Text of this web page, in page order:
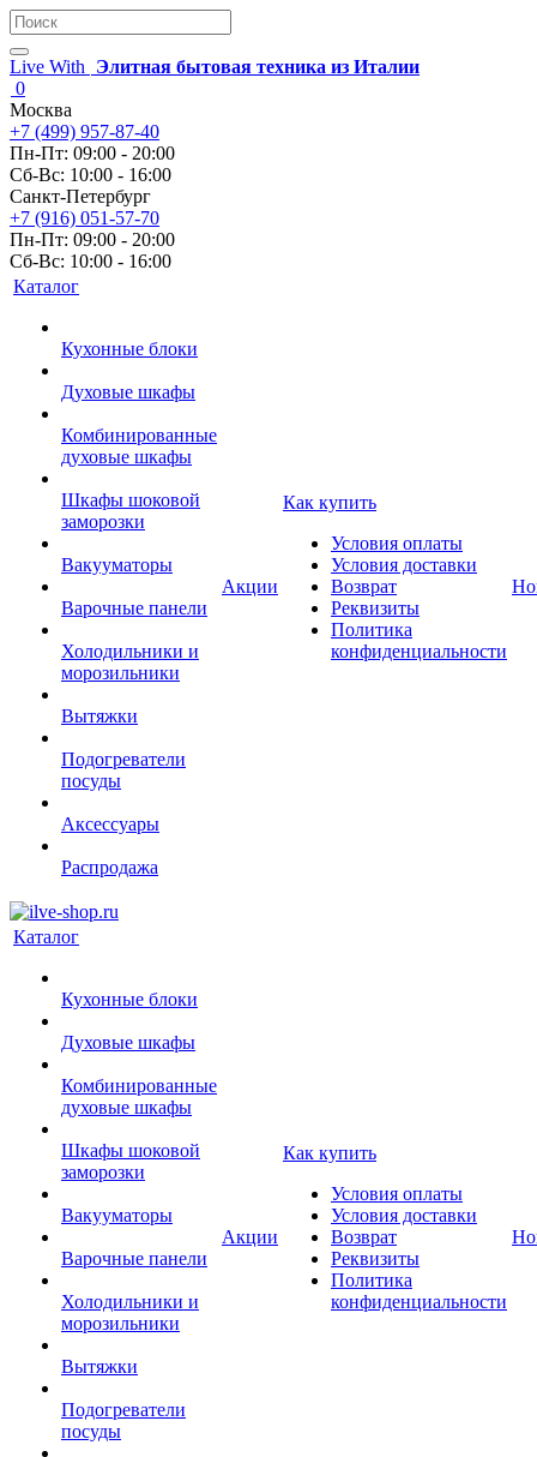
Live With
Элитная бытовая техника из Италии
0
Москва
+7 (499) 957-87-40
Пн-Пт: 09:00 - 20:00
Сб-Вс: 10:00 - 16:00
Санкт-Петербург
+7 (916) 051-57-70
Пн-Пт: 09:00 - 20:00
Сб-Вс: 10:00 - 16:00
Каталог
Кухонные блоки
Духовые шкафы
Комбинированные
духовые шкафы
Шкафы шоковой
заморозки
Вакууматоры
Варочные панели
Холодильники и
морозильники
Вытяжки
Подогреватели
посуды
Аксессуары
Распродажа
Акции
Как купить
Условия оплаты
Условия доставки
Возврат
Реквизиты
Политика
конфиденциальности
Каталог
Кухонные блоки
Духовые шкафы
Комбинированные
духовые шкафы
Шкафы шоковой
заморозки
Вакууматоры
Варочные панели
Холодильники и
морозильники
Вытяжки
Подогреватели
посуды
Акции
Как купить
Условия оплаты
Условия доставки
Возврат
Реквизиты
Политика
конфиденциальности